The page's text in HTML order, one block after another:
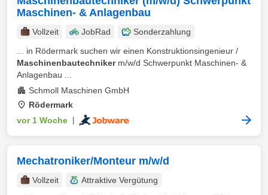
Maschinen- & Anlagenbau
Vollzeit JobRad
Sonderzahlung
... in Rödermark suchen wir einen Konstruktionsingenieur /
Maschinenbautechnikerm/w/d Schwerpunkt Maschinen- &
Anlagenbau ...
Schmoll Maschinen GmbH
Rödermark
vor 1 Woche
Mechatroniker/Monteur m/w/d
Vollzeit
Attraktive Vergütung